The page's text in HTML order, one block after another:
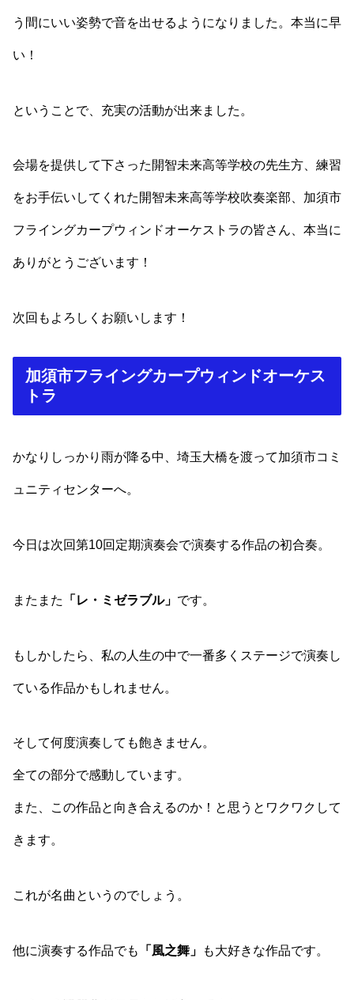
う間にいい姿勢で音を出せるようになりました。本当に早
い！
ということで、充実の活動が出来ました。
会場を提供して下さった開智未来高等学校の先生方、練習
をお手伝いしてくれた開智未来高等学校吹奏楽部、加須市
フライングカープウィンドオーケストラの皆さん、本当に
ありがとうございます！
次回もよろしくお願いします！
加須市フライングカープウィンドオーケス
トラ
かなりしっかり雨が降る中、埼玉大橋を渡って加須市コミ
ュニティセンターへ。
今日は次回第10回定期演奏会で演奏する作品の初合奏。
またまた 「レ・ミゼラブル」 です。
もしかしたら、私の人生の中で一番多くステージで演奏し
ている作品かもしれません。
そして何度演奏しても飽きません。
全ての部分で感動しています。
また、この作品と向き合えるのか！と思うとワクワクして
きます。
これが名曲というのでしょう。
他に演奏する作品でも 「風之舞」 も大好きな作品です。